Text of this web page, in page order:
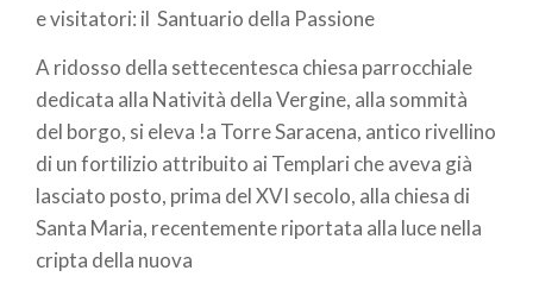
e visitatori: il Santuario della Passione
A ridosso della settecentesca chiesa parrocchiale
dedicata alla Natività della Vergine, alla sommità
del borgo, si eleva !a Torre Saracena, antico rivellino
di un fortilizio attribuito ai Templari che aveva già
lasciato posto, prima del XVI secolo, alla chiesa di
Santa Maria, recentemente riportata alla luce nella
cripta della nuova